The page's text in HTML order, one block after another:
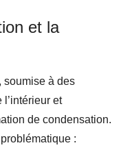
et la
soumise à des
et
de condensation.
: